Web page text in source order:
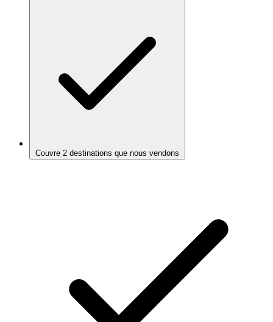
Couvre 2 destinations que nous vendons